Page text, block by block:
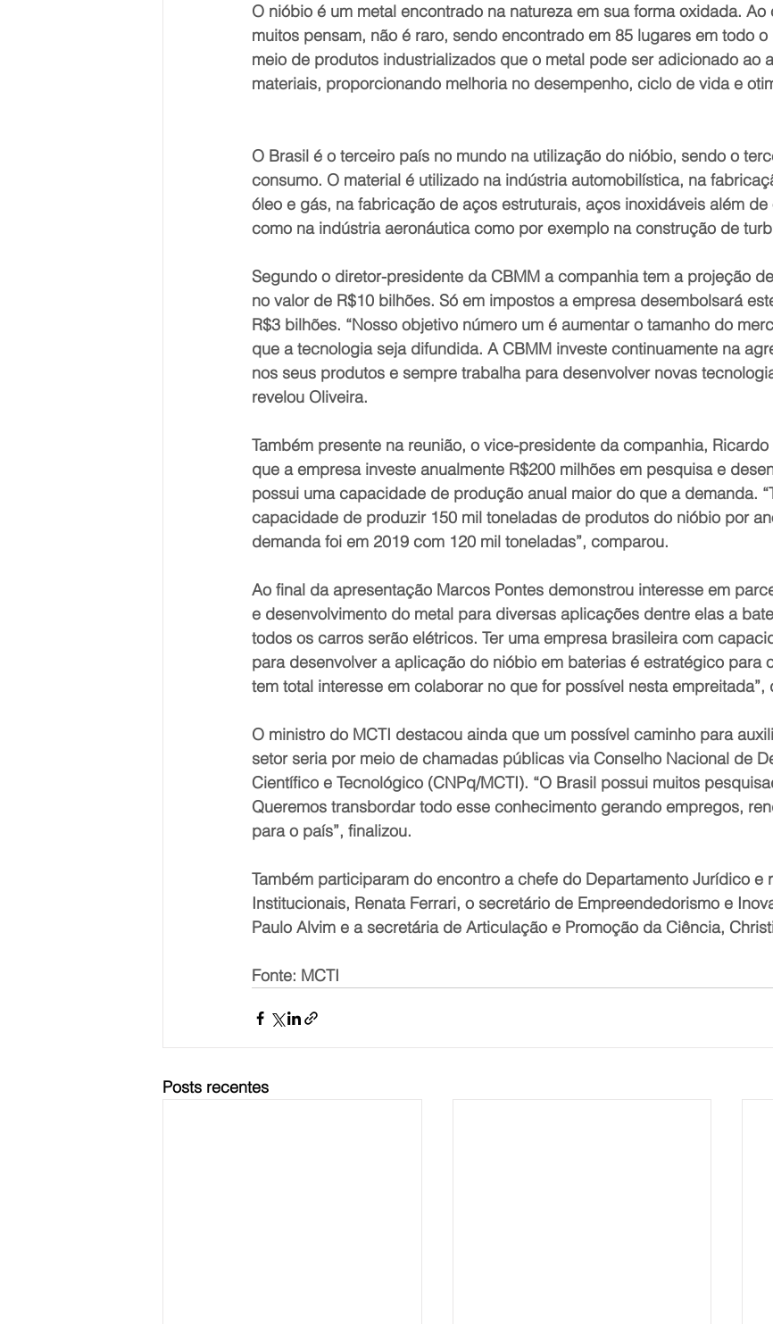
O nióbio é um metal encontrado na natureza em sua forma oxidada.
muitos pensam, não é raro, sendo encontrado em 85 lugares em todo
meio de produtos industrializados que o metal pode ser adicionado ao
materiais, proporcionando melhoria no desempenho, ciclo de vida e
O Brasil é o terceiro país no mundo na utilização do nióbio, sendo o
consumo. O material é utilizado na indústria automobilística, na
óleo e gás, na fabricação de aços estruturais, aços inoxidáveis além
como na indústria aeronáutica como por exemplo na construção de
Segundo o diretor-presidente da CBMM a companhia tem a projeção
no valor de R$10 bilhões. Só em impostos a empresa desembolsará
R$3 bilhões. “Nosso objetivo número um é aumentar o tamanho do
que a tecnologia seja difundida. A CBMM investe continuamente na
nos seus produtos e sempre trabalha para desenvolver novas
revelou Oliveira.
Também presente na reunião, o vice-presidente da companhia,
que a empresa investe anualmente R$200 milhões em pesquisa e
possui uma capacidade de produção anual maior do que a demanda.
capacidade de produzir 150 mil toneladas de produtos do nióbio por
demanda foi em 2019 com 120 mil toneladas”, comparou.
Ao final da apresentação Marcos Pontes demonstrou interesse em
e desenvolvimento do metal para diversas aplicações dentre elas a
todos os carros serão elétricos. Ter uma empresa brasileira com
para desenvolver a aplicação do nióbio em baterias é estratégico para
tem total interesse em colaborar no que for possível nesta empreitada”,
O ministro do MCTI destacou ainda que um possível caminho para
setor seria por meio de chamadas públicas via Conselho Nacional de
Científico e Tecnológico (CNPq/MCTI). “O Brasil possui muitos
Queremos transbordar todo esse conhecimento gerando empregos,
para o país”, finalizou.
Também participaram do encontro a chefe do Departamento Jurídico e
Institucionais, Renata Ferrari, o secretário de Empreendedorismo e
Paulo Alvim e a secretária de Articulação e Promoção da Ciência,
Fonte: MCTI
Posts recentes